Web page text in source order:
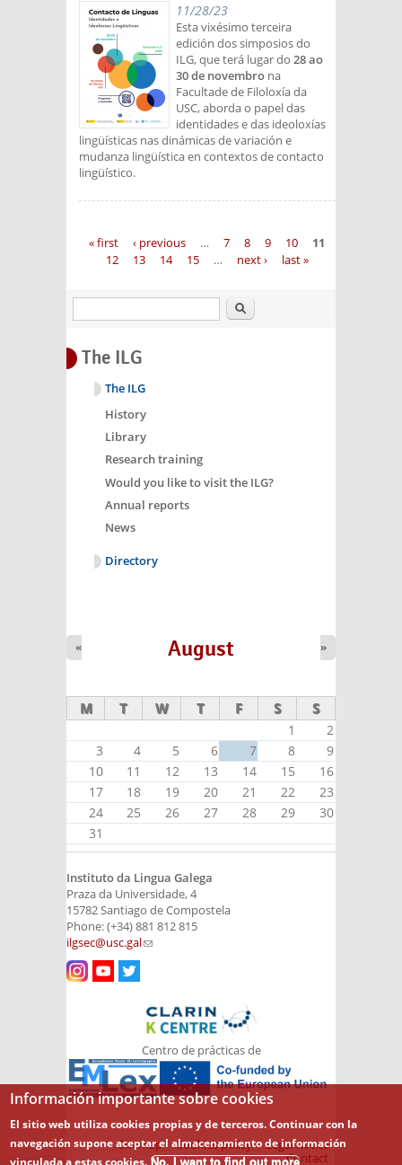
11/28/23
Esta vixésimo terceira
edición dos simposios do
ILG, que terá lugar do 28 ao
30 de novembro na
Facultade de Filoloxía da
USC, aborda o papel das
identidades e das ideoloxías
lingüísticas nas dinámicas de variación e
mudanza lingüística en contextos de contacto
lingüístico.
Pages
« first ‹ previous … 7 8 9 10
11
12
13 14 15 … next › last »
Search
The ILG
The ILG
History
Library
Research training
Would you like to visit the ILG?
Annual reports
News
Directory
August
« »
M T W T F S S
1
2
3
4 5 6 7 8
9
10
11 12 13 14 15
16
17
18 19 20 21 22
23
24
25 26 27 28 29
30
31
Instituto da Lingua Galega
Praza da Universidade, 4
15782 Santiago de Compostela
Phone: (+34) 881 812 815
ilgsec@usc.gal(link sends e-mail)
Centro de prácticas de
Legal notice
Cookies policy
Sitemap
Contact
Información importante sobre cookies
El sitio web utiliza cookies propias y de terceros. Continuar con la
navegación supone aceptar el almacenamiento de información
vinculada a estas cookies. No, I want to find out more